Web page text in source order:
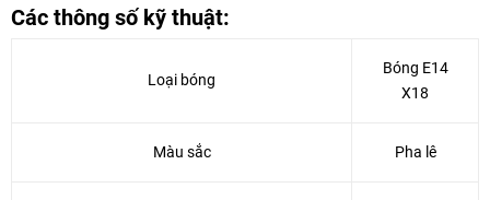
Các thông số kỹ thuật:
Loại bóng
Bóng E14
X18
Màu sắc Pha lê